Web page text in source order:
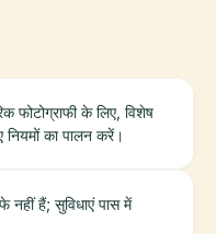
फोटोग्राफी के लिए, विशेष
नियमों का पालन करें।
नहीं हैं; सुविधाएं पास में